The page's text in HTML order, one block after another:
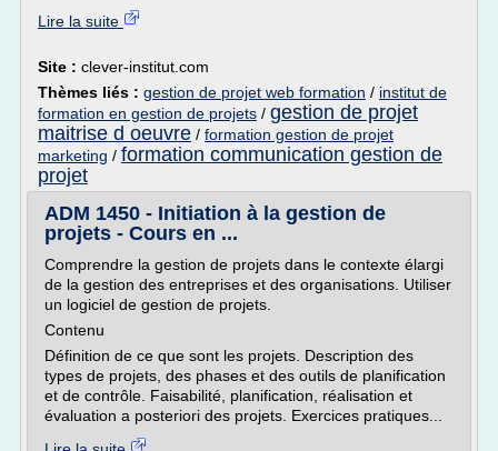
Lire la suite
Site : clever-institut.com
Thèmes liés : gestion de projet web formation / institut de
formation en gestion de projets / gestion de projet
maitrise d oeuvre / formation gestion de projet
marketing / formation communication gestion de
projet
ADM 1450 - Initiation à la gestion de
projets - Cours en ...
Comprendre la gestion de projets dans le contexte élargi
de la gestion des entreprises et des organisations. Utiliser
un logiciel de gestion de projets.
Contenu
Définition de ce que sont les projets. Description des
types de projets, des phases et des outils de planification
et de contrôle. Faisabilité, planification, réalisation et
évaluation a posteriori des projets. Exercices pratiques...